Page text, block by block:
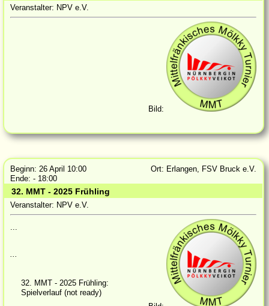
Veranstalter: NPV e.V.
Bild:
Beginn: 26 April 10:00
Ort: Erlangen, FSV Bruck e.V.
Ende: - 18:00
32. MMT - 2025 Frühling
Veranstalter: NPV e.V.
...
...
32. MMT - 2025 Frühling:
Spielverlauf (not ready)